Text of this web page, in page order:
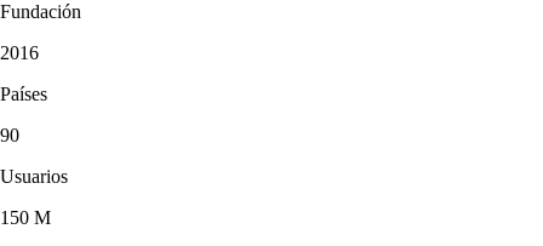
Fundación
2016
Países
90
Usuarios
150 M